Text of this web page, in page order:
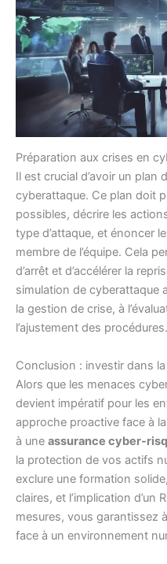
Préparation aux crises en
Il est crucial d’avoir un plan
cyberattaque. Ce plan doit
possibles, décrire les
type d’attaque, et énoncer
membre de l’équipe. Cela
d’arrêt et d’accélérer la
simulation de cyberattaque
la gestion de crise, à
l’ajustement des procédures.
Conclusion : investir dans
Alors que les menaces
devient impératif pour les
approche proactive face à
à une assurance cyber-
la protection de vos actifs
exclure une formation
claires, et l’implication d’un
mesures, vous garantissez
face à un environnement